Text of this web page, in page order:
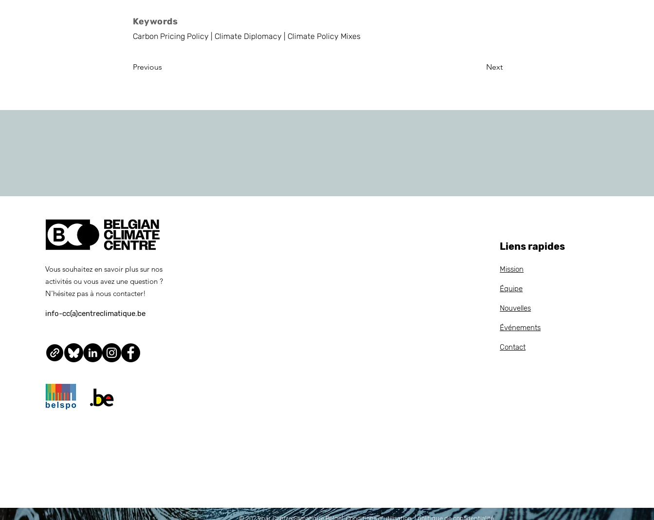
Keywords
Carbon Pricing Policy | Climate Diplomacy | Climate Policy Mixes
Previous Next
Vous souhaitez en savoir plus sur nos
activités ou vous avez une question ?
N'hésitez pas à nous contacter!
info-cc(a)centreclimatique.be
Liens rapides
Mission
Équipe
Nouvelles
Événements
Contact
© 2023 par Centre Climatique Belge|Conditions d'utilisation|politique de confidentialité